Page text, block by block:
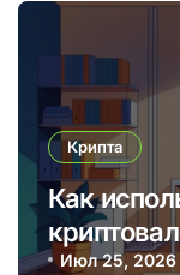
Крипта
Как
дохода в
Июл 25, 2026